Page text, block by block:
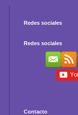
Redes sociales
Redes sociales
Contacto